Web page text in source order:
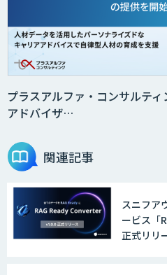
プラスアルファ・コンサルテ
アドバイザ…
関連記事
スニフア
ービス「
正式リリ